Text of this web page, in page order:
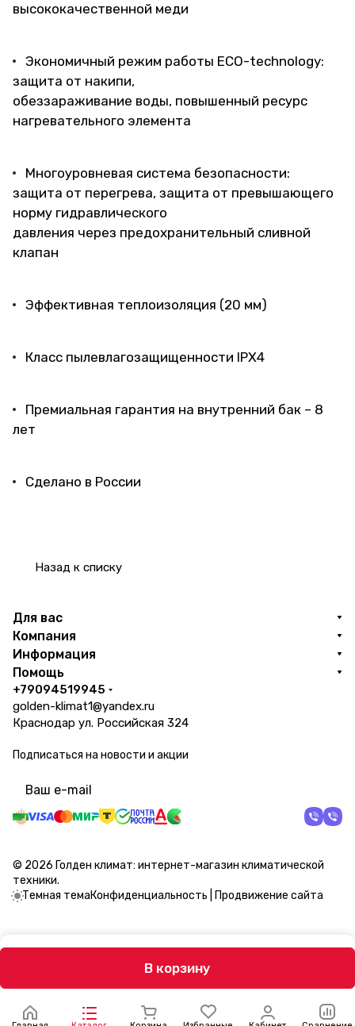
высококачественной меди
Экономичный режим работы ECO-technology:
защита от накипи,
обеззараживание воды, повышенный ресурс
нагревательного элемента
Многоуровневая система безопасности:
защита от перегрева, защита от превышающего
норму гидравлического
давления через предохранительный сливной
клапан
Эффективная теплоизоляция (20 мм)
Класс пылевлагозащищенности IPX4
Премиальная гарантия на внутренний бак – 8
лет
Сделано в России
Назад к списку
В корзину
Для вас
Компания
Информация
Помощь
+79094519945
golden-klimat1@yandex.ru
Краснодар ул. Российская 324
Подписаться на новости и акции
© 2026 Голден климат: интернет-магазин климатической
техники.
Темная темаКонфиденциальность Продвижение сайта